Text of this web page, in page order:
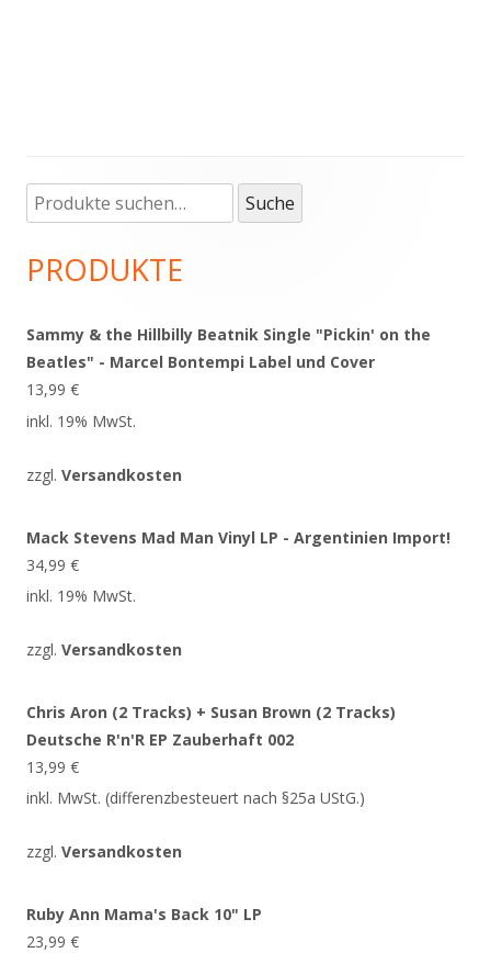
Haupt-
Seitenleiste
Suche
nach:
Suche
PRODUKTE
Sammy & the Hillbilly Beatnik Single "Pickin' on the
Beatles" - Marcel Bontempi Label und Cover
13,99 €
inkl. 19% MwSt.
zzgl. Versandkosten
Mack Stevens Mad Man Vinyl LP - Argentinien Import!
34,99 €
inkl. 19% MwSt.
zzgl. Versandkosten
Chris Aron (2 Tracks) + Susan Brown (2 Tracks)
Deutsche R'n'R EP Zauberhaft 002
13,99 €
inkl. MwSt. (differenzbesteuert nach §25a UStG.)
zzgl. Versandkosten
Ruby Ann Mama's Back 10" LP
23,99 €